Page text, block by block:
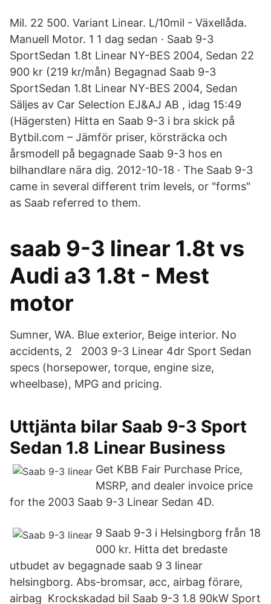
Mil. 22 500. Variant Linear. L/10mil - Växellåda.
Manuell Motor. 1 1 dag sedan · Saab 9-3
SportSedan 1.8t Linear NY-BES 2004, Sedan 22
900 kr (219 kr/mån) Begagnad Saab 9-3
SportSedan 1.8t Linear NY-BES 2004, Sedan
Säljes av Car Selection EJ&AJ AB , idag 15:49
(Hägersten) Hitta en Saab 9-3 i bra skick på
Bytbil.com – Jämför priser, körsträcka och
årsmodell på begagnade Saab 9-3 hos en
bilhandlare nära dig. 2012-10-18 · The Saab 9-3
came in several different trim levels, or "forms"
as Saab referred to them.
saab 9-3 linear 1.8t vs
Audi a3 1.8t - Mest
motor
Sumner, WA. Blue exterior, Beige interior. No
accidents, 2 2003 9-3 Linear 4dr Sport Sedan
specs (horsepower, torque, engine size,
wheelbase), MPG and pricing.
Uttjänta bilar Saab 9-3 Sport
Sedan 1.8 Linear Business
Get KBB Fair Purchase Price,
MSRP, and dealer invoice price
for the 2003 Saab 9-3 Linear Sedan 4D.
9 Saab 9-3 i Helsingborg från 18
000 kr. Hitta det bredaste
utbudet av begagnade saab 9 3 linear
helsingborg. Abs-bromsar, acc, airbag förare,
airbag Krockskadad bil Saab 9-3 1.8 90kW Sport